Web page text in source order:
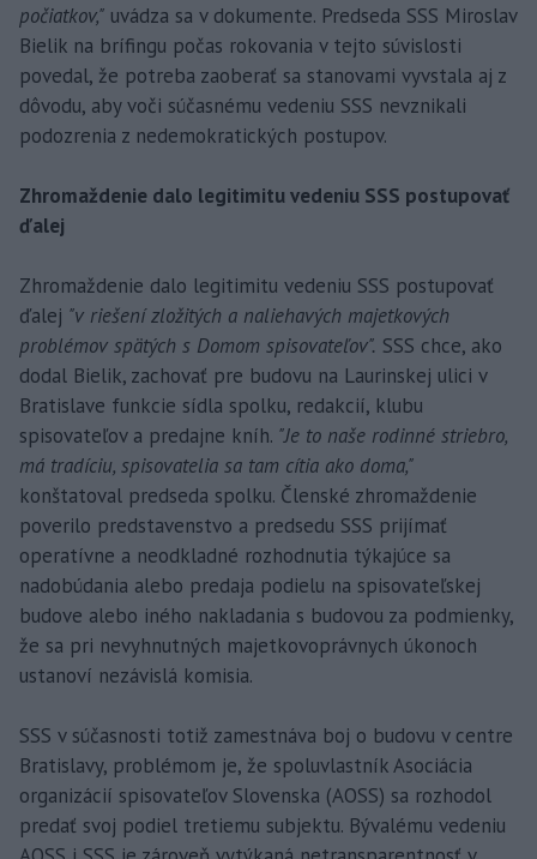
počiatkov," uvádza sa v dokumente. Predseda SSS Miroslav
Bielik na brífingu počas rokovania v tejto súvislosti
povedal, že potreba zaoberať sa stanovami vyvstala aj z
dôvodu, aby voči súčasnému vedeniu SSS nevznikali
podozrenia z nedemokratických postupov.
Zhromaždenie dalo legitimitu vedeniu SSS postupovať
ďalej
Zhromaždenie dalo legitimitu vedeniu SSS postupovať
ďalej "v riešení zložitých a naliehavých majetkových
problémov spätých s Domom spisovateľov". SSS chce, ako
dodal Bielik, zachovať pre budovu na Laurinskej ulici v
Bratislave funkcie sídla spolku, redakcií, klubu
spisovateľov a predajne kníh. "Je to naše rodinné striebro,
má tradíciu, spisovatelia sa tam cítia ako doma,"
konštatoval predseda spolku. Členské zhromaždenie
poverilo predstavenstvo a predsedu SSS prijímať
operatívne a neodkladné rozhodnutia týkajúce sa
nadobúdania alebo predaja podielu na spisovateľskej
budove alebo iného nakladania s budovou za podmienky,
že sa pri nevyhnutných majetkovoprávnych úkonoch
ustanoví nezávislá komisia.
SSS v súčasnosti totiž zamestnáva boj o budovu v centre
Bratislavy, problémom je, že spoluvlastník Asociácia
organizácií spisovateľov Slovenska (AOSS) sa rozhodol
predať svoj podiel tretiemu subjektu. Bývalému vedeniu